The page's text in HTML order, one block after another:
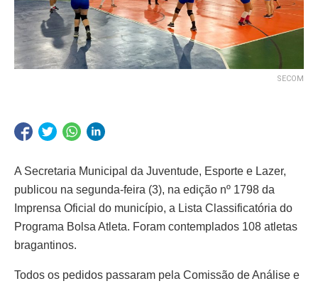
SECOM
A Secretaria Municipal da Juventude, Esporte e Lazer,
publicou na segunda-feira (3), na edição nº 1798 da
Imprensa Oficial do município, a Lista Classificatória do
Programa Bolsa Atleta. Foram contemplados 108 atletas
bragantinos.
Todos os pedidos passaram pela Comissão de Análise e